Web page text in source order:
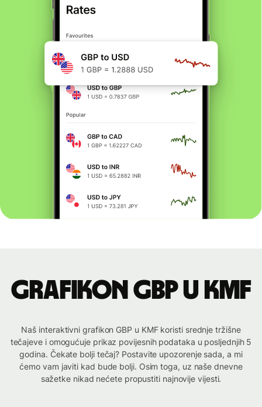
Grafikon GBP u KMF
Naš interaktivni grafikon GBP u KMF koristi srednje tržišne
tečajeve i omogućuje prikaz povijesnih podataka u posljednjih 5
godina. Čekate bolji tečaj? Postavite upozorenje sada, a mi
ćemo vam javiti kad bude bolji. Osim toga, uz naše dnevne
sažetke nikad nećete propustiti najnovije vijesti.